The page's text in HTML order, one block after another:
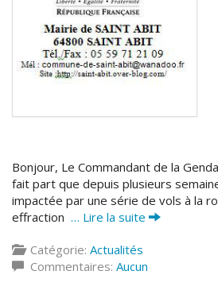
Bonjour, Le Commandant de la
fait part que depuis plusieurs
impactée par une série de vols à la
effraction … Lire la suite
Catégorie: Actualités
Commentaires: Aucun